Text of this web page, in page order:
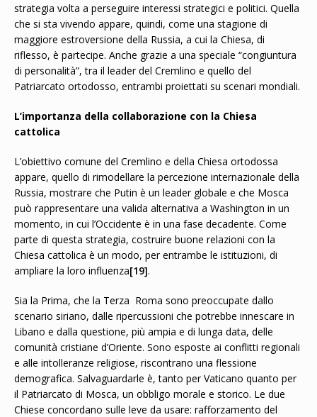
strategia volta a perseguire interessi strategici e politici. Quella
che si sta vivendo appare, quindi, come una stagione di
maggiore estroversione della Russia, a cui la Chiesa, di
riflesso, è partecipe. Anche grazie a una speciale “congiuntura
di personalità”, tra il leader del Cremlino e quello del
Patriarcato ortodosso, entrambi proiettati su scenari mondiali.
L’importanza della collaborazione con la Chiesa
cattolica
L’obiettivo comune del Cremlino e della Chiesa ortodossa
appare, quello di rimodellare la percezione internazionale della
Russia, mostrare che Putin è un leader globale e che Mosca
può rappresentare una valida alternativa a Washington in un
momento, in cui l’Occidente è in una fase decadente. Come
parte di questa strategia, costruire buone relazioni con la
Chiesa cattolica è un modo, per entrambe le istituzioni, di
ampliare la loro influenza[19].
Sia la Prima, che la Terza Roma sono preoccupate dallo
scenario siriano, dalle ripercussioni che potrebbe innescare in
Libano e dalla questione, più ampia e di lunga data, delle
comunità cristiane d’Oriente. Sono esposte ai conflitti regionali
e alle intolleranze religiose, riscontrano una flessione
demografica. Salvaguardarle è, tanto per Vaticano quanto per
il Patriarcato di Mosca, un obbligo morale e storico. Le due
Chiese concordano sulle leve da usare: rafforzamento del